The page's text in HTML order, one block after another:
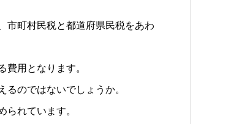
市町村民税と都道府県民税をあわ
用となります。
のではないでしょうか。
れています。